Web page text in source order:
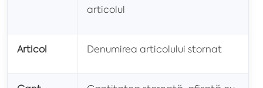
articolul
Articol Denumirea articolului stornat